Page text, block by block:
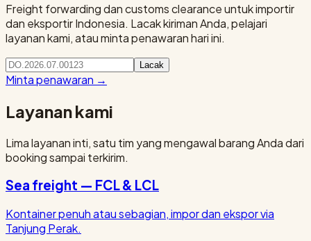
Freight forwarding dan customs clearance untuk importir
dan eksportir Indonesia. Lacak kiriman Anda, pelajari
layanan kami, atau minta penawaran hari ini.
Lacak
Minta penawaran →
Layanan kami
Lima layanan inti, satu tim yang mengawal barang Anda dari
booking sampai terkirim.
Sea freight — FCL & LCL
Kontainer penuh atau sebagian, impor dan ekspor via
Tanjung Perak.